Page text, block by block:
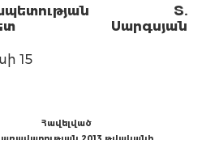
Տ.
Սարգսյան
15
Հավելված
2013 թվականի